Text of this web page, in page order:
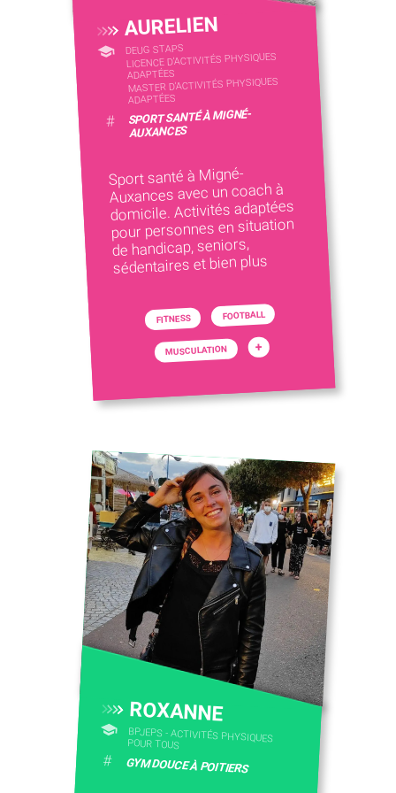
AURELIEN
DEUG STAPS
LICENCE D’ACTIVITÉS PHYSIQUES
ADAPTÉES
MASTER D'ACTIVITÉS PHYSIQUES
ADAPTÉES
# SPORT SANTÉ À MIGNÉ-
AUXANCES
Sport santé à Migné-
Auxances avec un coach à
domicile. Activités adaptées
pour personnes en situation
de handicap, seniors,
sédentaires et bien plus
FITNESS FOOTBALL
MUSCULATION +
ROXANNE
BPJEPS - ACTIVITÉS PHYSIQUES
POUR TOUS
# GYM DOUCE À POITIERS